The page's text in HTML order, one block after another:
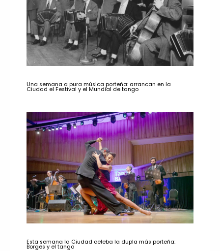
Una semana a pura música porteña: arrancan en la
Ciudad el Festival y el Mundial de tango
Esta semana la Ciudad celeba la dupla más porteña:
Borges y el tango